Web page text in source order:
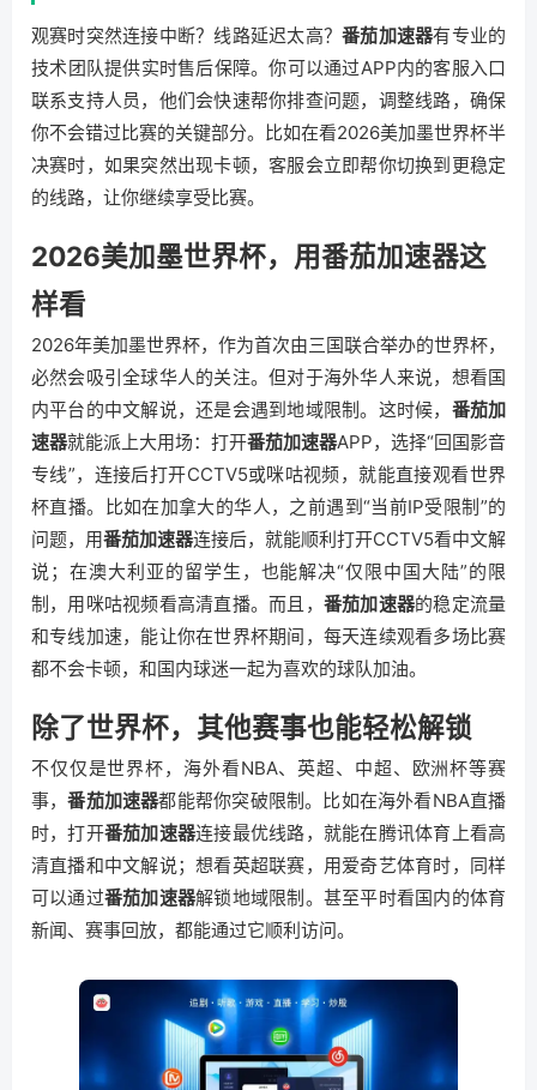
观赛时突然连接中断？线路延迟太高？番茄加速器有专业的
技术团队提供实时售后保障。你可以通过APP内的客服入口
联系支持人员，他们会快速帮你排查问题，调整线路，确保
你不会错过比赛的关键部分。比如在看2026美加墨世界杯半
决赛时，如果突然出现卡顿，客服会立即帮你切换到更稳定
的线路，让你继续享受比赛。
2026美加墨世界杯，用番茄加速器这
样看
2026年美加墨世界杯，作为首次由三国联合举办的世界杯，
必然会吸引全球华人的关注。但对于海外华人来说，想看国
内平台的中文解说，还是会遇到地域限制。这时候， 番茄加
速器就能派上大用场：打开番茄加速器APP，选择“回国影音
专线”，连接后打开CCTV5或咪咕视频，就能直接观看世界
杯直播。比如在加拿大的华人，之前遇到“当前IP受限制”的
问题，用番茄加速器连接后，就能顺利打开CCTV5看中文解
说；在澳大利亚的留学生，也能解决“仅限中国大陆”的限
制，用咪咕视频看高清直播。而且， 番茄加速器的稳定流量
和专线加速，能让你在世界杯期间，每天连续观看多场比赛
都不会卡顿，和国内球迷一起为喜欢的球队加油。
除了世界杯，其他赛事也能轻松解锁
不仅仅是世界杯，海外看NBA、英超、中超、欧洲杯等赛
事，番茄加速器都能帮你突破限制。比如在海外看NBA直播
时，打开番茄加速器连接最优线路，就能在腾讯体育上看高
清直播和中文解说；想看英超联赛，用爱奇艺体育时，同样
可以通过番茄加速器解锁地域限制。甚至平时看国内的体育
新闻、赛事回放，都能通过它顺利访问。